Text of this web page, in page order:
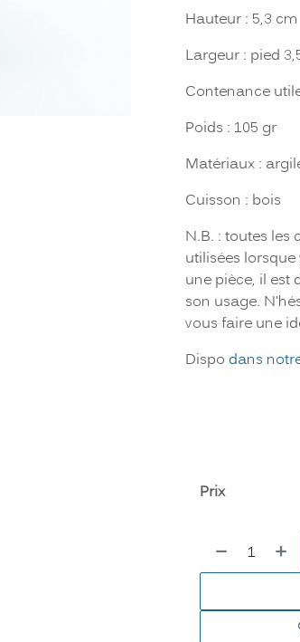
Hauteur : 5,3 cm
Largeur : pied
Contenance
Poids : 105 gr
Matériaux :
Cuisson : bois
N.B. : toutes les
utilisées
une pièce, il est
son usage.
vous faire une
Dispo dans
Prix